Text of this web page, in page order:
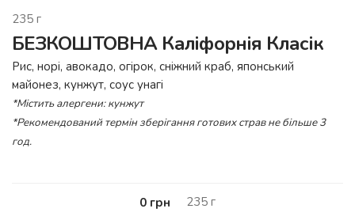
235 г
БЕЗКОШТОВНА Каліфорнія Класік
Рис, норі, авокадо, огірок, сніжний краб, японський
майонез, кунжут, соус унагі
*Містить алергени:кунжут
*Рекомендований термін зберігання готових страв не більше 3
год.
0 грн 235 г